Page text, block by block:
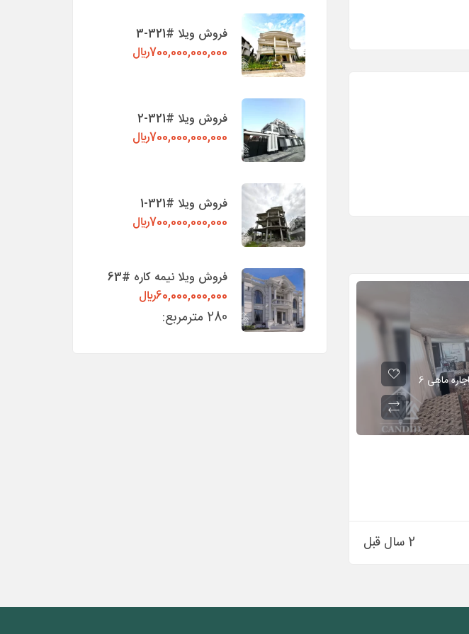
اجاره ماهی 6
2 سال قبل
فروش ویلا #321-3
700,000,000,000ريال
فروش ویلا #321-2
700,000,000,000ريال
فروش ویلا #321-1
700,000,000,000ريال
فروش ویلا نیمه کاره #63
60,000,000,000ريال
280 مترمربع: